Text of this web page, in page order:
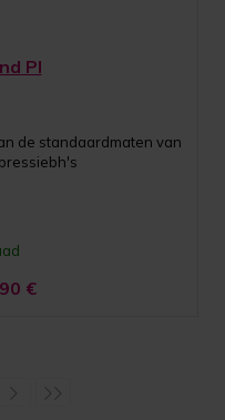
PI
de standaardmaten van
€